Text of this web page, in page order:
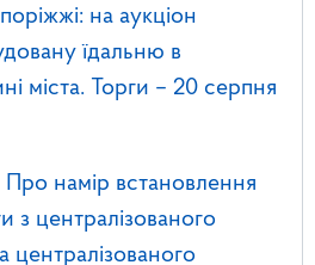
на аукціон
їдальню в
міста. Торги – 20 серпня
намір встановлення
з централізованого
централізованого